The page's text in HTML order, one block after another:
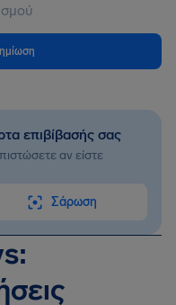
επιβίβασής σας
αν είστε
Σάρωση